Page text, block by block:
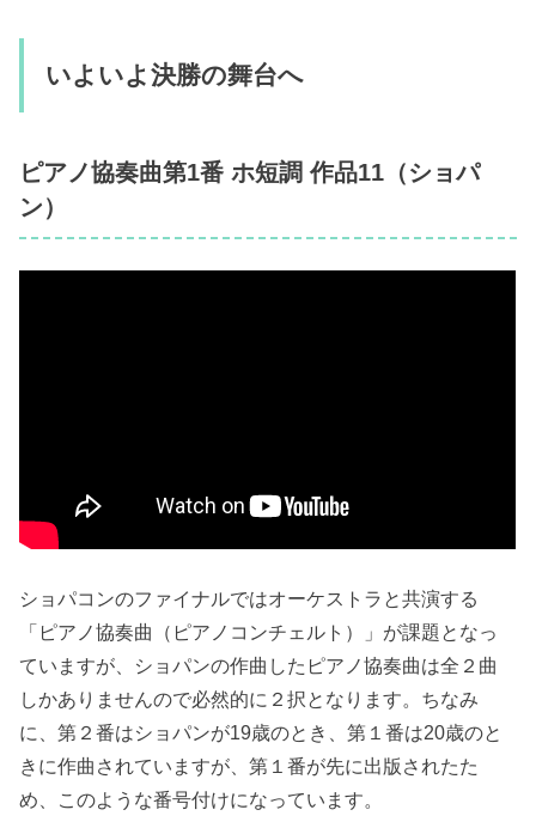
いよいよ決勝の舞台へ
ピアノ協奏曲第1番 ホ短調 作品11（ショパ
ン）
ショパコンのファイナルではオーケストラと共演する
「ピアノ協奏曲（ピアノコンチェルト）」が課題となっ
ていますが、ショパンの作曲したピアノ協奏曲は全２曲
しかありませんので必然的に２択となります。ちなみ
に、第２番はショパンが19歳のとき、第１番は20歳のと
きに作曲されていますが、第１番が先に出版されたた
め、このような番号付けになっています。